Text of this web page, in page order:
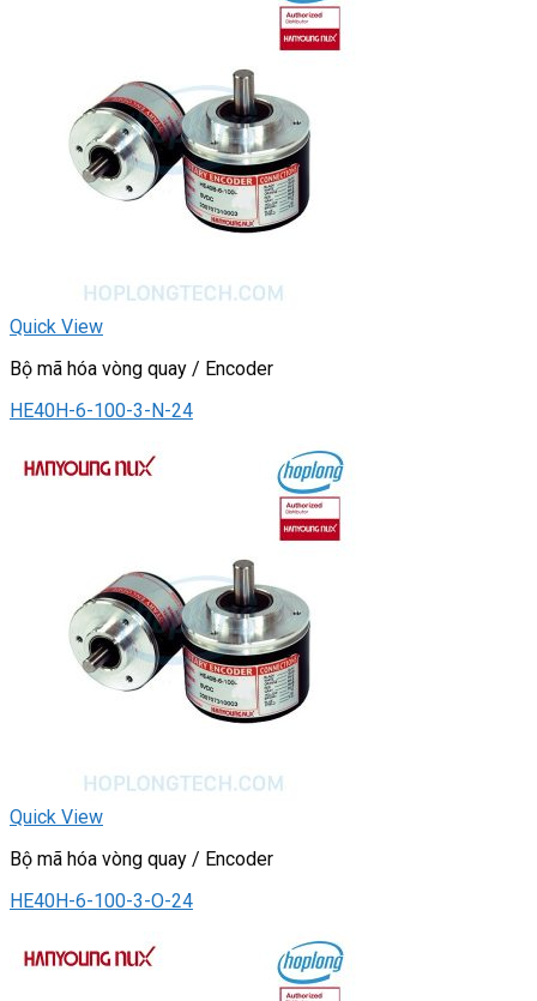
Quick View
Bộ mã hóa vòng quay / Encoder
HE40H-6-100-3-N-24
Quick View
Bộ mã hóa vòng quay / Encoder
HE40H-6-100-3-O-24